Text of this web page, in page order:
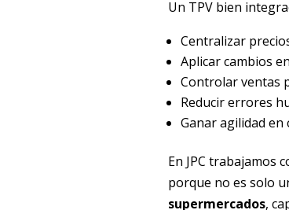
Un TPV bien
Centralizar
Aplicar cambios
Controlar ventas
Reducir errores
Ganar agilidad en
En JPC trabajamos
porque no es solo
supermercados,